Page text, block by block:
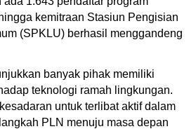
kemitraan Stasiun Pengisian
(SPKLU) berhasil menggandeng
banyak pihak memiliki
teknologi ramah lingkungan.
untuk terlibat aktif dalam
PLN menuju masa depan